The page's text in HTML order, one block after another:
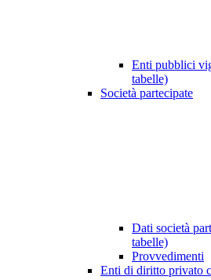
Enti pubblici
tabelle)
Società partecipate
Dati società
tabelle)
Provvedimenti
Enti di diritto privato